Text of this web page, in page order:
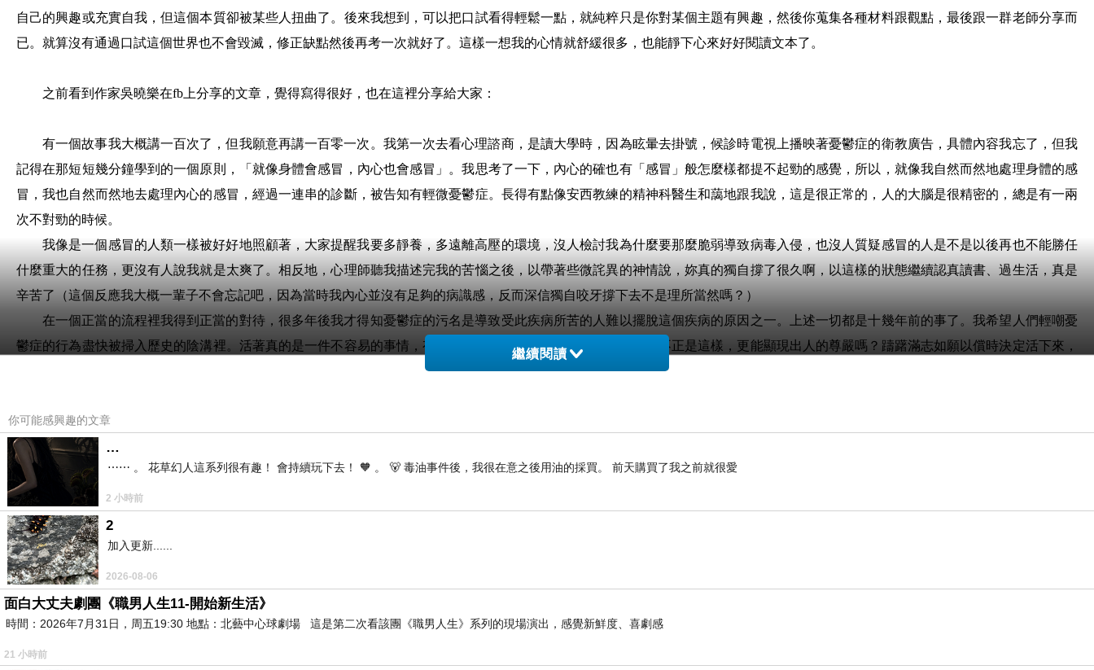
自己的興趣或充實自我，但這個本質卻被某些人扭曲了。後來我想到，可以把口試看得輕鬆一點，就純粹只是你對某個主題有興趣，然後你蒐集各種材料跟觀點，最後跟一群老師分享而
已。就算沒有通過口試這個世界也不會毀滅，修正缺點然後再考一次就好了。這樣一想我的心情就舒緩很多，也能靜下心來好好閱讀文本了。
之前看到作家吳曉樂在fb 上分享的文章，覺得寫得很好，也在這裡分享給大家：
有一個故事我大概講一百次了，但我願意再講一百零一次。我第一次去看心理諮商，是讀大學時，因為眩暈去掛號，候診時電視上播映著憂鬱症的衛教廣告，具體內容我忘了，但我
記得在那短短幾分鐘學到的一個原則，「就像身體會感冒，內心也會感冒」。我思考了一下，內心的確也有「感冒」般怎麼樣都提不起勁的感覺，所以，就像我自然而然地處理身體的感
冒，我也自然而然地去處理內心的感冒，經過一連串的診斷，被告知有輕微憂鬱症。長得有點像安西教練的精神科醫生和藹地跟我說，這是很正常的，人的大腦是很精密的，總是有一兩
次不對勁的時候。
我像是一個感冒的人類一樣被好好地照顧著，大家提醒我要多靜養，多遠離高壓的環境，沒人檢討我為什麼要那麼脆弱導致病毒入侵，也沒人質疑感冒的人是不是以後再也不能勝任
什麼重大的任務，更沒有人說我就是太爽了。相反地，心理師聽我描述完我的苦惱之後，以帶著些微詫異的神情說，妳真的獨自撐了很久啊，以這樣的狀態繼續認真讀書、過生活，真是
辛苦了（這個反應我大概一輩子不會忘記吧，因為當時我內心並沒有足夠的病識感，反而深信獨自咬牙撐下去不是理所當然嗎？）
在一個正當的流程裡我得到正當的對待，很多年後我才得知憂鬱症的污名是導致受此疾病所苦的人難以擺脫這個疾病的原因之一。上述一切都是十幾年前的事了。我希望人們輕嘲憂
鬱症的行為盡快被掃入歷史的陰溝裡。活著真的是一件不容易的事情，有時活著的樣貌自己也不是那麼喜歡，但不正是這樣，更能顯現出人的尊嚴嗎？躊躇滿志如願以償時決定活下來，
有什麼弦外之音好說？生活千瘡百孔伸手不見五指的黑仍斗膽給明天設定一個小小的里程碑（好比說，癱個一小時仍爬下床，到街口的便利商店跟店員拿一杯冰美式，折回家乖乖洗上
（原文出處：
上一篇：研究生日記1：文獻蒐集、拖延症
下一篇：研究生日記3：研究工具、資料庫、各種資源
繼續閱讀
你可能感興趣的文章
…
⋯⋯ 。 花草幻人這系列很有趣！ 會持續玩下去！ 🧡 。 🐻 毒油事件後，我很在意之後用油的採買。 前天購買了我之前就很愛
2 小時前
2
加入更新......
2026-08-06
面白大丈夫劇團《職男人生11-開始新生活》
時間：2026年7月31日，周五19:30 地點：北藝中心球劇場 這是第二次看該團《職男人生》系列的現場演出，感覺新鮮度、喜劇感
21 小時前